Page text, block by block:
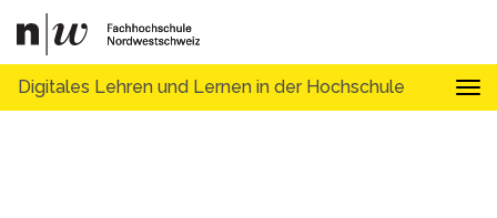
Digitales Lehren und Lernen in der Hochschule